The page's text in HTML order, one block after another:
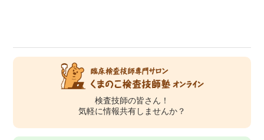
検査技師の皆さん！
気軽に情報共有しませんか？